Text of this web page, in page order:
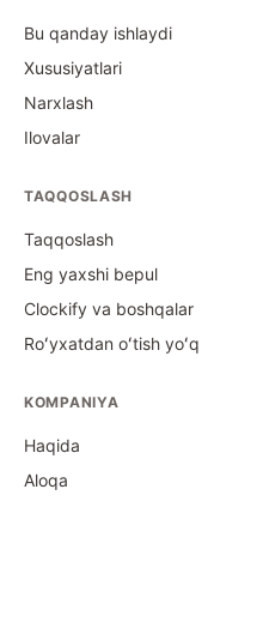
Bu qanday ishlaydi
Xususiyatlari
Narxlash
Ilovalar
TAQQOSLASH
Taqqoslash
Eng yaxshi bepul
Clockify va boshqalar
Roʻyxatdan oʻtish yoʻq
KOMPANIYA
Haqida
Aloqa